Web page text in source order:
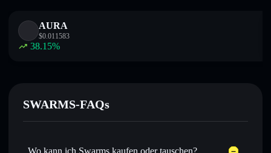
AURA
$0.011583
38.15%
SWARMS-FAQs
Wo kann ich Swarms kaufen oder tauschen?